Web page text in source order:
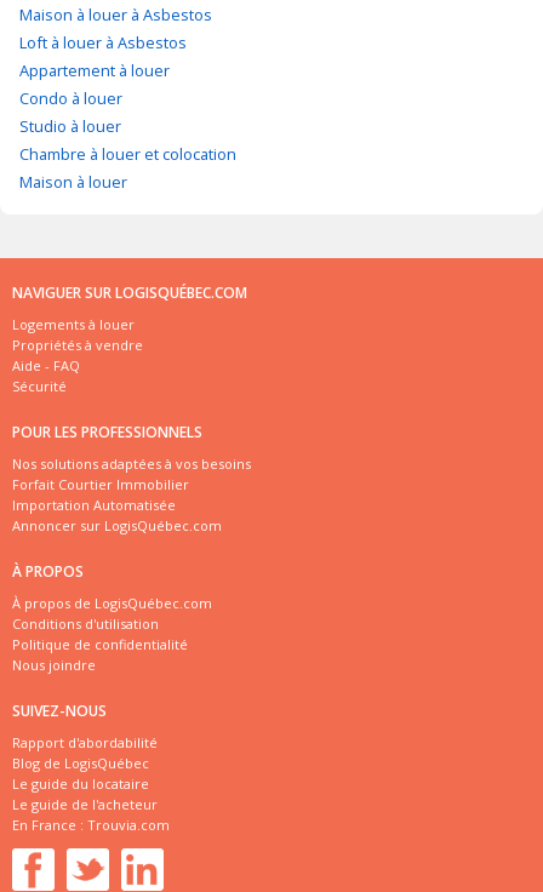
Maison à louer à Asbestos
Loft à louer à Asbestos
Appartement à louer
Condo à louer
Studio à louer
Chambre à louer et colocation
Maison à louer
NAVIGUER SUR LOGISQUÉBEC.COM
Logements à louer
Propriétés à vendre
Aide - FAQ
Sécurité
POUR LES PROFESSIONNELS
Nos solutions adaptées à vos besoins
Forfait Courtier Immobilier
Importation Automatisée
Annoncer sur LogisQuébec.com
À PROPOS
À propos de LogisQuébec.com
Conditions d'utilisation
Politique de confidentialité
Nous joindre
SUIVEZ-NOUS
Rapport d'abordabilité
Blog de LogisQuébec
Le guide du locataire
Le guide de l'acheteur
En France : Trouvia.com